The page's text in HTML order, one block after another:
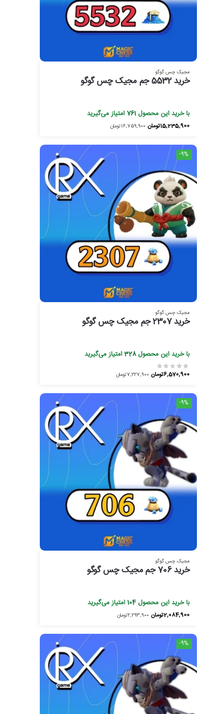
مجیک چس گوگو
خرید 5532 جم مجیک چس گوگو
با خرید این محصول761 امتیاز می‌گیرید
16,759,900تومان 15,235,900تومان
-9%
مجیک چس گوگو
خرید 2307 جم مجیک چس گوگو
با خرید این محصول328امتیاز می‌گیرید
7,227,900تومان 6,570,900تومان
-9%
مجیک چس گوگو
خرید 706 جم مجیک چس گوگو
با خرید این محصول104امتیاز می‌گیرید
2,293,900تومان 2,084,900تومان
-9%